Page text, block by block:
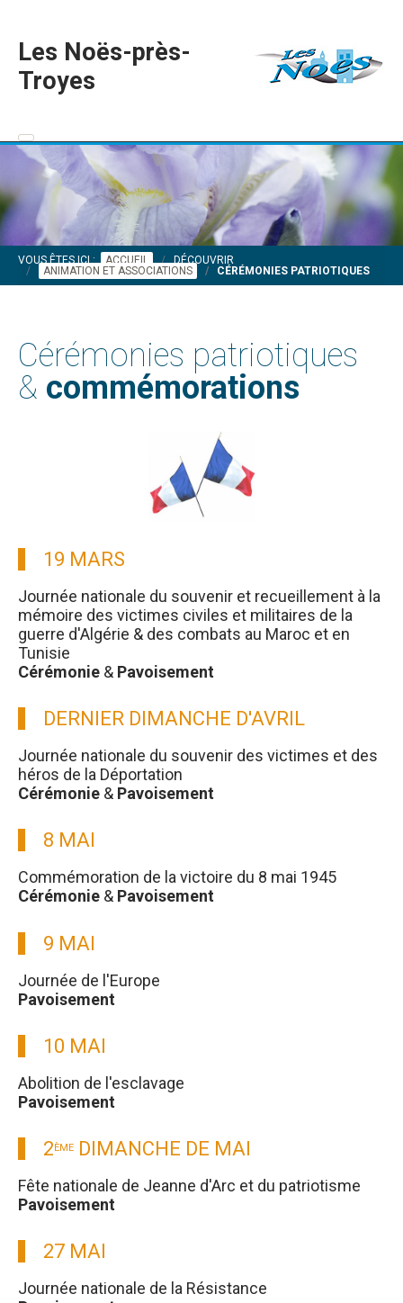
Les Noës-près-
Troyes
VOUS ÊTES ICI : ACCUEIL
DÉCOUVRIR
ANIMATION ET ASSOCIATIONS
CÉRÉMONIES PATRIOTIQUES
Cérémonies patriotiques
& commémorations
19 MARS
Journée nationale du souvenir et recueillement à la
mémoire des victimes civiles et militaires de la
guerre d'Algérie & des combats au Maroc et en
Tunisie
Cérémonie & Pavoisement
DERNIER DIMANCHE D'AVRIL
Journée nationale du souvenir des victimes et des
héros de la Déportation
Cérémonie & Pavoisement
8 MAI
Commémoration de la victoire du 8 mai 1945
Cérémonie & Pavoisement
9 MAI
Journée de l'Europe
Pavoisement
10 MAI
Abolition de l'esclavage
Pavoisement
2ÈME DIMANCHE DE MAI
Fête nationale de Jeanne d'Arc et du patriotisme
Pavoisement
27 MAI
Journée nationale de la Résistance